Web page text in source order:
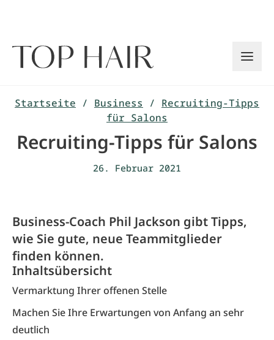
Startseite / Business / Recruiting-Tipps
für Salons
Recruiting-Tipps für Salons
26. Februar 2021
Business-Coach Phil Jackson gibt Tipps,
wie Sie gute, neue Teammitglieder
finden können.
Inhaltsübersicht
Vermarktung Ihrer offenen Stelle
Machen Sie Ihre Erwartungen von Anfang an sehr
deutlich